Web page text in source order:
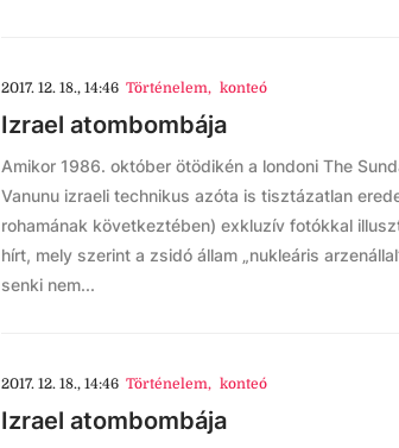
2017. 12. 18., 14:46 Történelem, konteó
Izrael atombombája
Amikor 1986. október ötödikén a londoni The
Vanunu izraeli technikus azóta is tisztázatlan
rohamának következtében) exkluzív fotókkal
hírt, mely szerint a zsidó állam „nukleáris
senki nem...
2017. 12. 18., 14:46 Történelem, konteó
Izrael atombombája